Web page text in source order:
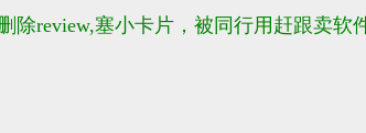
review,塞小卡片，被同行用赶跟卖软